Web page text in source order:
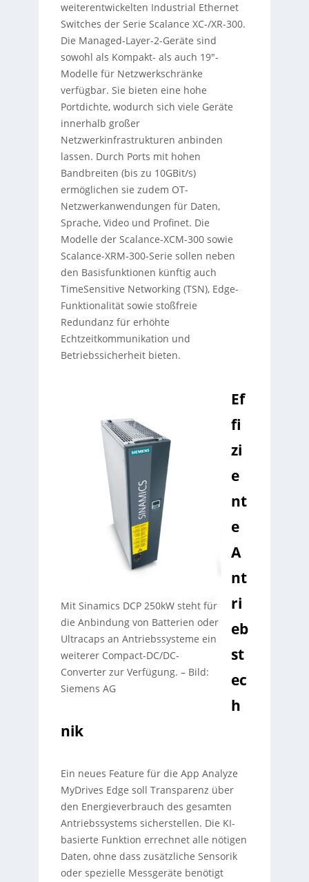
weiterentwickelten Industrial Ethernet
Switches der Serie Scalance XC-/XR-300.
Die Managed-Layer-2-Geräte sind
sowohl als Kompakt- als auch 19″-
Modelle für Netzwerkschränke
verfügbar. Sie bieten eine hohe
Portdichte, wodurch sich viele Geräte
innerhalb großer
Netzwerkinfrastrukturen anbinden
lassen. Durch Ports mit hohen
Bandbreiten (bis zu 10GBit/s)
ermöglichen sie zudem OT-
Netzwerkanwendungen für Daten,
Sprache, Video und Profinet. Die
Modelle der Scalance-XCM-300 sowie
Scalance-XRM-300-Serie sollen neben
den Basisfunktionen künftig auch
TimeSensitive Networking (TSN), Edge-
Funktionalität sowie stoßfreie
Redundanz für erhöhte
Echtzeitkommunikation und
Betriebssicherheit bieten.
Mit Sinamics DCP 250kW steht für
die Anbindung von Batterien oder
Ultracaps an Antriebssysteme ein
weiterer Compact-DC/DC-
Converter zur Verfügung. – Bild:
Siemens AG
Ef
fi
zi
e
nt
e
A
nt
ri
eb
st
ec
h
nik
Ein neues Feature für die App Analyze
MyDrives Edge soll Transparenz über
den Energieverbrauch des gesamten
Antriebssystems sicherstellen. Die KI-
basierte Funktion errechnet alle nötigen
Daten, ohne dass zusätzliche Sensorik
oder spezielle Messgeräte benötigt